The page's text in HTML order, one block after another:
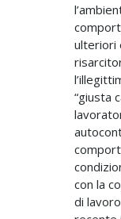
ulteriori
“giusta
con la
di